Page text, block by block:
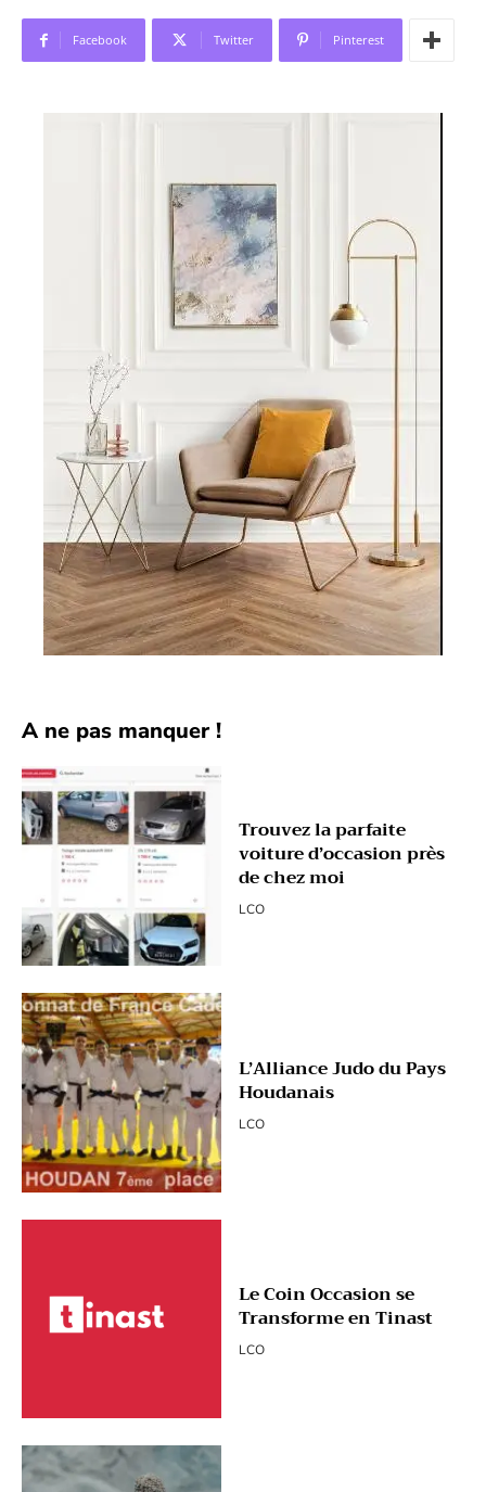
Facebook Twitter Pinterest
A ne pas manquer !
Trouvez la parfaite
voiture d’occasion près
de chez moi
LCO
L’Alliance Judo du Pays
Houdanais
LCO
Le Coin Occasion se
Transforme en Tinast
LCO